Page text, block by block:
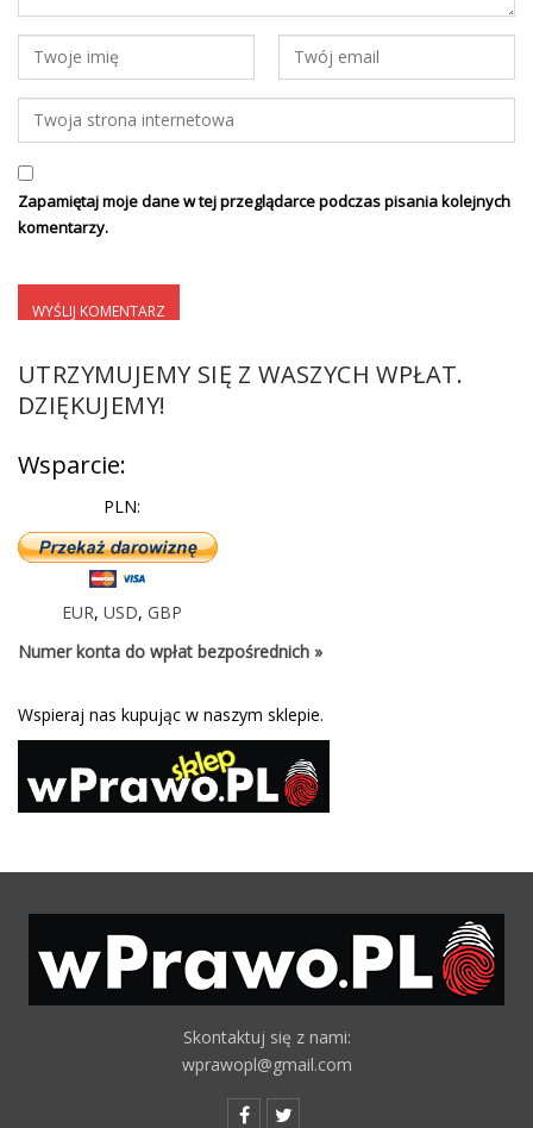
Zapamiętaj moje dane w tej przeglądarce podczas pisania kolejnych
komentarzy.
UTRZYMUJEMY SIĘ Z WASZYCH WPŁAT.
DZIĘKUJEMY!
Wsparcie:
PLN:
EUR, USD, GBP
Numer konta do wpłat bezpośrednich »
Wspieraj nas kupując w naszym sklepie.
Skontaktuj się z nami:
wprawopl@gmail.com